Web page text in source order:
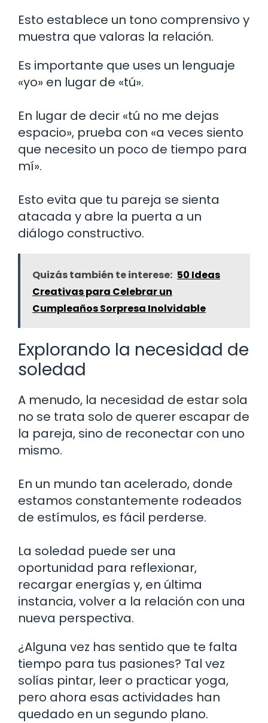
Esto establece un tono comprensivo y
muestra que valoras la relación.
Es importante que uses un lenguaje
«yo» en lugar de «tú».
En lugar de decir «tú no me dejas
espacio», prueba con «a veces siento
que necesito un poco de tiempo para
mí».
Esto evita que tu pareja se sienta
atacada y abre la puerta a un
diálogo constructivo.
Quizás también te interese: 50 Ideas
Creativas para Celebrar un
Cumpleaños Sorpresa Inolvidable
Explorando la necesidad de
soledad
A menudo, la necesidad de estar sola
no se trata solo de querer escapar de
la pareja, sino de reconectar con uno
mismo.
En un mundo tan acelerado, donde
estamos constantemente rodeados
de estímulos, es fácil perderse.
La soledad puede ser una
oportunidad para reflexionar,
recargar energías y, en última
instancia, volver a la relación con una
nueva perspectiva.
¿Alguna vez has sentido que te falta
tiempo para tus pasiones? Tal vez
solías pintar, leer o practicar yoga,
pero ahora esas actividades han
quedado en un segundo plano.